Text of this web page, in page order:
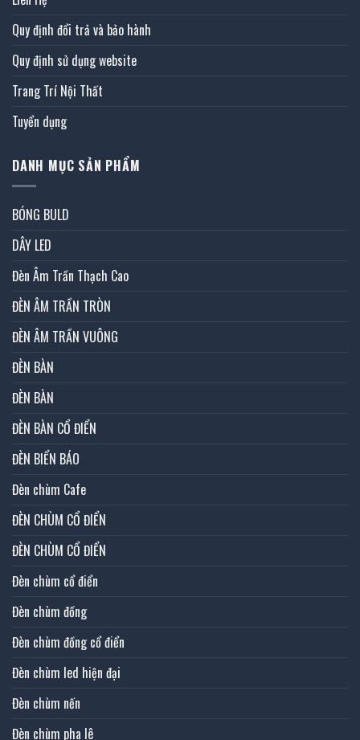
Quy định đổi trả và bảo hành
Quy định sử dụng website
Trang Trí Nội Thất
Tuyển dụng
DANH MỤC SẢN PHẨM
BÓNG BULD
DÂY LED
Đèn Âm Trần Thạch Cao
ĐÈN ÂM TRẦN TRÒN
ĐÈN ÂM TRẦN VUÔNG
ĐÈN BÀN
ĐÈN BÀN
ĐÈN BÀN CỔ ĐIỂN
ĐÈN BIỂN BÁO
Đèn chùm Cafe
ĐÈN CHÙM CỔ ĐIỂN
ĐÈN CHÙM CỔ ĐIỂN
Đèn chùm cổ điển
Đèn chùm đồng
Đèn chùm đồng cổ điển
Đèn chùm led hiện đại
Đèn chùm nến
Đèn chùm pha lê